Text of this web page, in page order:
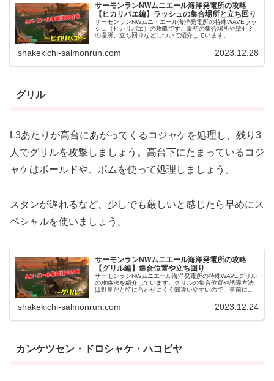
サーモンランNWムニエール海洋発電所の攻略
【ヒカリバエ編】ラッシュの集合場所と立ち回り
サーモンランNWムニ・エール海洋発電所の特殊WAVEラッ
シュ（ヒカリバエ）の攻略です。最初の集合場所や壁セミ
の場所、立ち回りなどについて紹介しています。
shakekichi-salmonrun.com 2023.12.28
グリル
L3あたりが高台にあがってくるコジャケを処理し、残り3
人でグリルを攻撃しましょう。高台下にたまっているコジ
ャケはボールドや、ボムを使って処理しましょう。
スタンが遅れるなど、少しでも厳しいと感じたら早めにス
ペシャルを使いましょう。
サーモンランNWムニエール海洋発電所の攻略
【グリル編】集合位置や立ち回り
サーモンランNWムニエール海洋発電所の特殊WAVEグリル
の攻略法を紹介しています。グリルの集合位置や誘導方法
は野良だと特に合わせにくく間違いやすいので、事前に頭
shakekichi-salmonrun.com 2023.12.24
カンケツセン・ドロシャケ・ハコビヤ